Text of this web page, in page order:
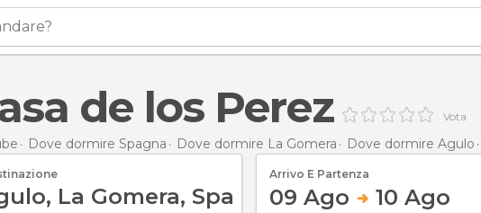
de los Perez Vota
Dove dormire Spagna Dove dormire La Gomera Dove dormire Agulo
Arrivo E Partenza
09 Ago 10 Ago